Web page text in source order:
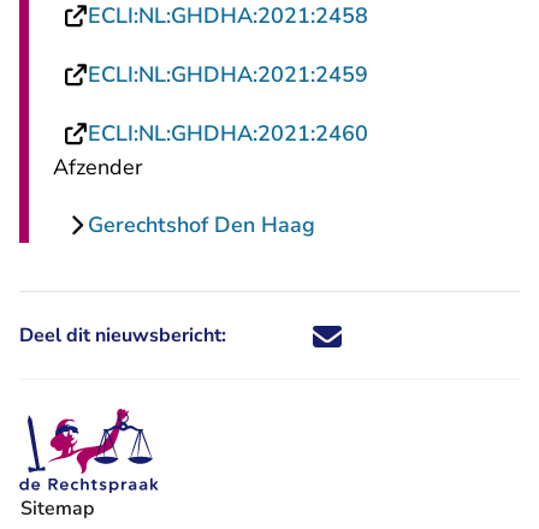
ECLI:NL:GHDHA:2021:2458
ECLI:NL:GHDHA:2021:2459
ECLI:NL:GHDHA:2021:2460
Afzender
Gerechtshof Den Haag
Deel dit nieuwsbericht: Deel dit nieuwsbericht via X -
Deel dit nieuwsbericht via
Deel dit nieuwsbericht
Deel dit
Sitemap